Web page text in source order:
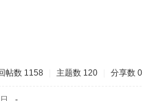
帖数 1158 主题数 120 分享数 0